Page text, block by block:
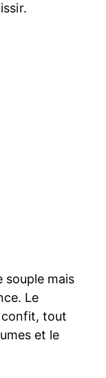
souple mais
Le
confit, tout
et le